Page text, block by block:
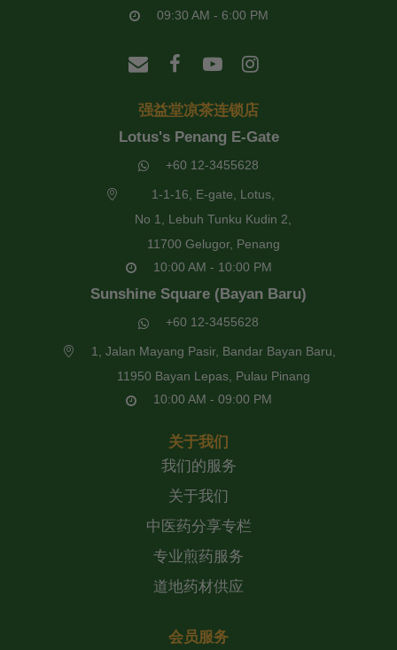
09:30 AM - 6:00 PM
强益堂凉茶连锁店
Lotus's Penang E-Gate
+60 12-3455628
1-1-16, E-gate, Lotus,
No 1, Lebuh Tunku Kudin 2,
11700 Gelugor, Penang
10:00 AM - 10:00 PM
Sunshine Square (Bayan Baru)
+60 12-3455628
1, Jalan Mayang Pasir, Bandar Bayan Baru,
11950 Bayan Lepas, Pulau Pinang
10:00 AM - 09:00 PM
关于我们
我们的服务
关于我们
中医药分享专栏
专业煎药服务
道地药材供应
会员服务